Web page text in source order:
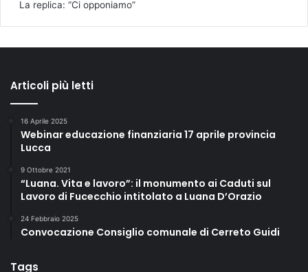
La replica: “Ci opponiamo”
Articoli più letti
16 Aprile 2025
Webinar educazione finanziaria 17 aprile provincia
Lucca
9 Ottobre 2021
“Luana. Vita e lavoro”: il monumento ai Caduti sul
Lavoro di Fucecchio intitolato a Luana D’Orazio
24 Febbraio 2025
Convocazione Consiglio comunale di Cerreto Guidi
Tags